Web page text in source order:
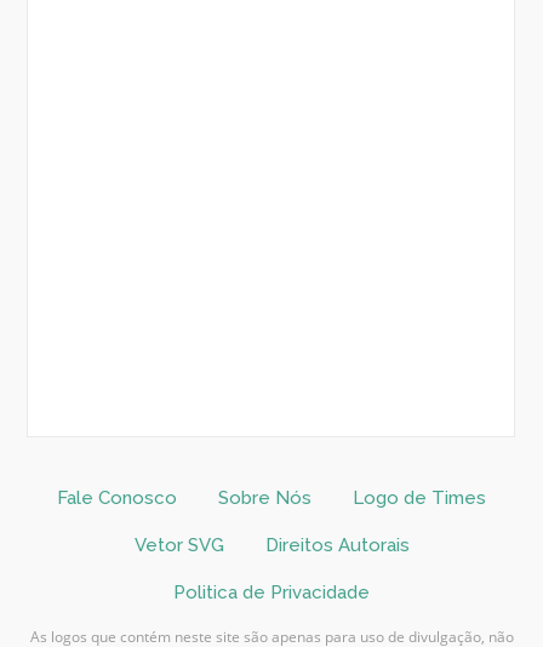
Fale Conosco Sobre Nós Logo de Times
Vetor SVG Direitos Autorais
Politica de Privacidade
As logos que contém neste site são apenas para uso de divulgação, não